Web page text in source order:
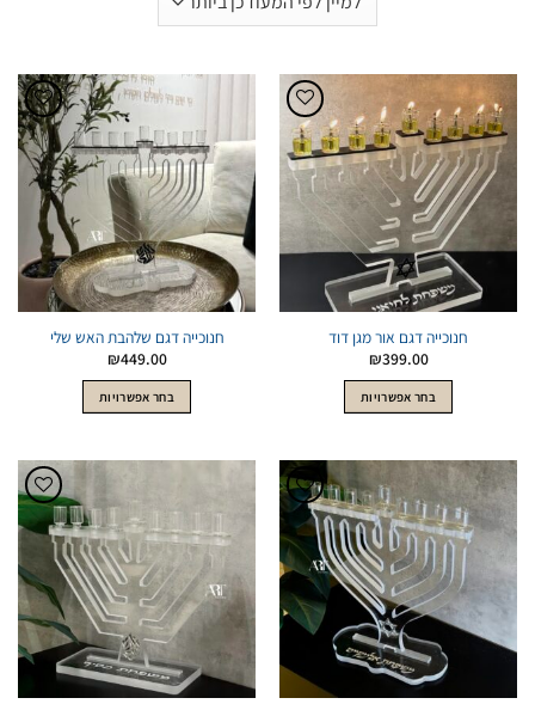
הוסף
לWishlist
חנוכייה דגם אור מגן דוד
₪399.00
בחר אפשרויות
למוצר
סוגים.
ניתן
לבחור
את
האפשרויות
בעמוד
המוצר
הוסף
לWishlist
חנוכייה דגם שלהבת האש שלי
₪449.00
בחר אפשרויות
למוצר
סוגים.
ניתן
לבחור
את
האפשרויות
בעמוד
המוצר
הוסף
לWishlist
הוסף
לWishlist